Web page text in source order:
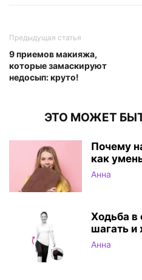
Предыдущая статья
9 приемов макияжа,
которые замаскируют
недосып: круто!
ЭТО МОЖЕТ
Почему
как
Анна
Ходьба в
шагать и
Анна